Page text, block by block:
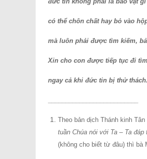
có thể chôn chất hay bỏ vào
mà luôn phải được tìm kiếm,
Xin cho con được tiếp tục đi
ngay cả khi đức tin bị thử
Theo bản dịch Thánh kinh
tuần Chúa nói với Ta – Ta đáp
(không cho biết từ đâu) thì bà